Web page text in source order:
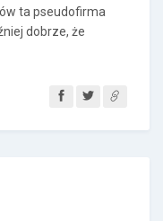
ta pseudofirma
dobrze, że